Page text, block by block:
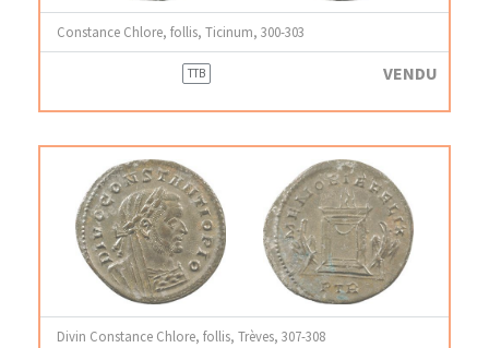
Constance Chlore, follis, Ticinum, 300-303
TTB VENDU
Divin Constance Chlore, follis, Trèves, 307-308